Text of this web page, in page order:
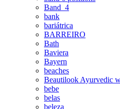
Band_4
bank
bariátrica
BARREIRO
Bath
Baviera
Bayern
beaches
Beautilook Ayurvedic
bebe
belas
beleza